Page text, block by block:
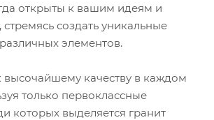
открыты к вашим идеям и
создать уникальные
элементов.
качеству в каждом
только первоклассные
которых выделяется гранит